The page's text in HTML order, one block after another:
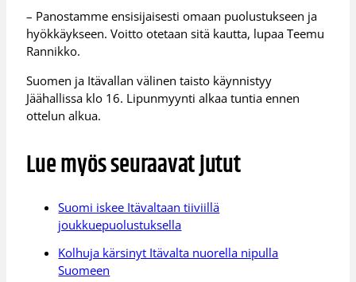
– Panostamme ensisijaisesti omaan puolustukseen ja
hyökkäykseen. Voitto otetaan sitä kautta, lupaa Teemu
Rannikko.
Suomen ja Itävallan välinen taisto käynnistyy
Jäähallissa klo 16. Lipunmyynti alkaa tuntia ennen
ottelun alkua.
Lue myös seuraavat jutut
Suomi iskee Itävaltaan tiiviillä
joukkuepuolustuksella
Kolhuja kärsinyt Itävalta nuorella nipulla
Suomeen